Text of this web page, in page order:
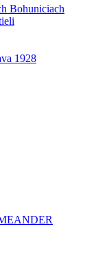
Bohuniciach
1928